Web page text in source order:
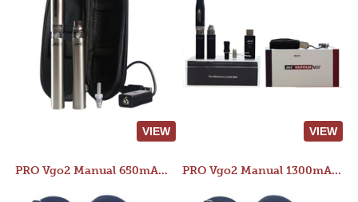
VIEW VIEW
PRO Vgo2 Manual 650mAh Kit PRO Vgo2 Manual 1300mAh Kit